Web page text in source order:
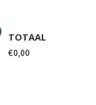
TOTAAL
€0,00